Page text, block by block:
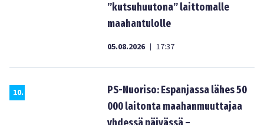
”kutsuhuutona” laittomalle
maahantulolle
05.08.2026 | 17:37
10.
PS-Nuoriso: Espanjassa lähes 50
000 laitonta maahanmuuttajaa